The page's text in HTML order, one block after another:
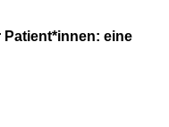
Patient*innen: eine